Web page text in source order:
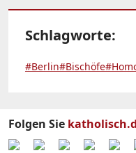
Schlagworte:
#Berlin#Bischöfe
Folgen Sie